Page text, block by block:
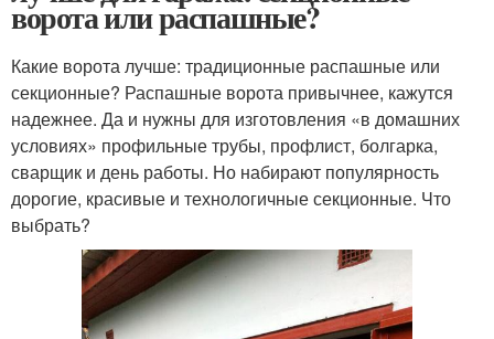
ворота или распашные?
Какие ворота лучше: традиционные распашные или
секционные? Распашные ворота привычнее, кажутся
надежнее. Да и нужны для изготовления «в домашних
условиях» профильные трубы, профлист, болгарка,
сварщик и день работы. Но набирают популярность
дорогие, красивые и технологичные секционные. Что
выбрать?